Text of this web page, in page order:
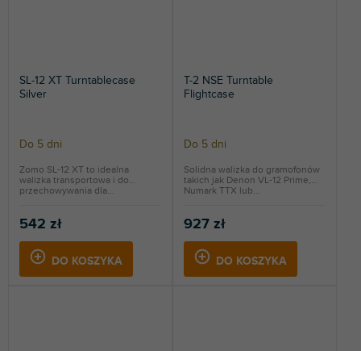
SL-12 XT Turntablecase
Silver
Do 5 dni
542 zł
DO KOSZYKA
Zomo SL-12 XT to idealna
walizka transportowa i do
przechowywania dla...
T-2 NSE Turntable
Flightcase
Do 5 dni
927 zł
DO KOSZYKA
Solidna walizka do gramofonów
takich jak Denon VL-12 Prime,
Numark TTX lub...